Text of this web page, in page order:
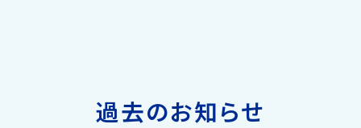
過去のお知らせ